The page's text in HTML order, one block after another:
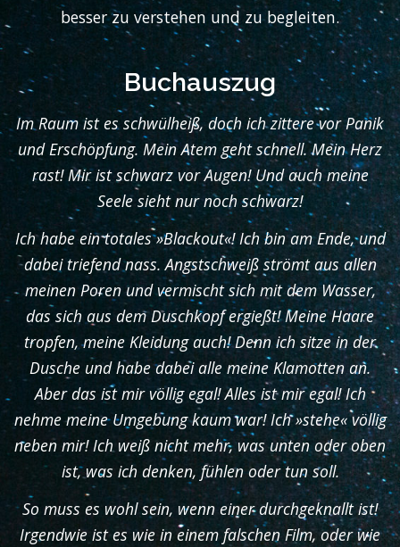
besser zu verstehen und zu begleiten.
Buchauszug
Im Raum ist es schwülheiß, doch ich zittere vor Panik
und Erschöpfung. Mein Atem geht schnell. Mein Herz
rast! Mir ist schwarz vor Augen! Und auch meine
Seele sieht nur noch schwarz!
Ich habe ein totales »Blackout«! Ich bin am Ende, und
dabei triefend nass. Angstschweiß strömt aus allen
meinen Poren und vermischt sich mit dem Wasser,
das sich aus dem Duschkopf ergießt! Meine Haare
tropfen, meine Kleidung auch! Denn ich sitze in der
Dusche und habe dabei alle meine Klamotten an.
Aber das ist mir völlig egal! Alles ist mir egal! Ich
nehme meine Umgebung kaum war! Ich »stehe« völlig
neben mir! Ich weiß nicht mehr, was unten oder oben
ist, was ich denken, fühlen oder tun soll.
So muss es wohl sein, wenn einer durchgeknallt ist!
Irgendwie ist es wie in einem falschen Film, oder wie